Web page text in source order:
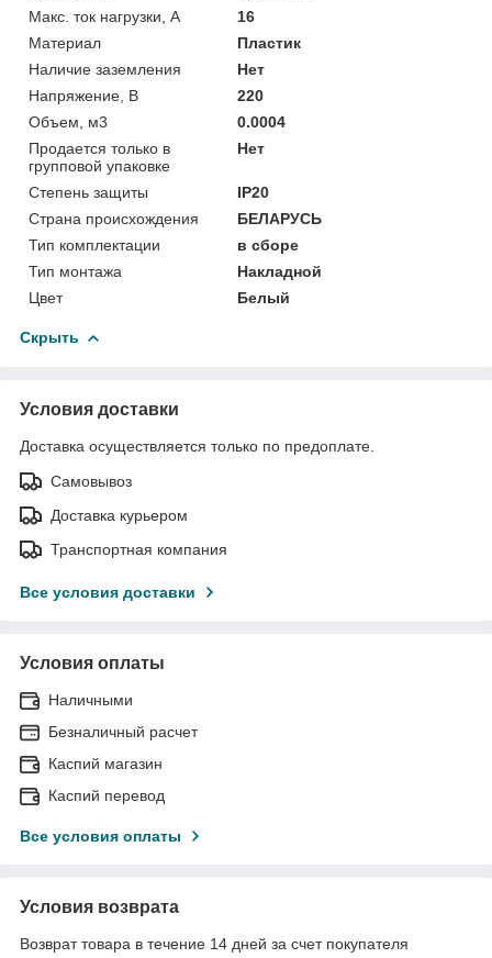
Макс. ток нагрузки, А
16
Материал
Пластик
Наличие заземления
Нет
Напряжение, В
220
Объем, м3
0.0004
Продается только в
групповой упаковке
Нет
Степень защиты
IP20
Страна происхождения
БЕЛАРУСЬ
Тип комплектации
в сборе
Тип монтажа
Накладной
Цвет
Белый
Скрыть
Условия доставки
Доставка осуществляется только по предоплате.
Самовывоз
Доставка курьером
Транспортная компания
Все условия доставки
Условия оплаты
Наличными
Безналичный расчет
Каспий магазин
Каспий перевод
Все условия оплаты
Условия возврата
Возврат товара в течение 14 дней за счет покупателя